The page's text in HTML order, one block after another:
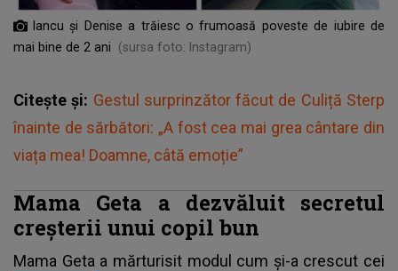
Iancu și Denise a trăiesc o frumoasă poveste de iubire de
mai bine de 2 ani
(sursa foto: Instagram)
Citește și: Gestul surprinzător făcut de Culiță Sterp
înainte de sărbători: „A fost cea mai grea cântare din
viața mea! Doamne, câtă emoție”
Mama Geta a dezvăluit secretul
creșterii unui copil bun
Mama Geta a mărturisit modul cum și-a crescut cei